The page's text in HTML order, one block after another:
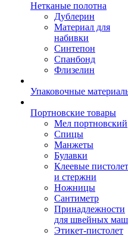
Нетканые полотна
Дублерин
Материал для
набивки
Синтепон
Спанбонд
Флизелин
Упаковочные
Портновские товары
Мел портновский
Спицы
Манжеты
Булавки
Клеевые
и стержни
Ножницы
Сантиметр
Принадлежности
для швейных
Этикет-пистолет